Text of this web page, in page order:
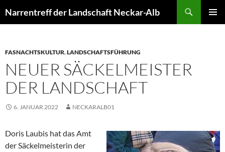
Inhalt
Narrentreff der Landschaft Neckar-Alb
FASNACHTSKULTUR,LANDSCHAFTSFÜHRUNG
NEUER SÄCKELMEISTER
DER LANDSCHAFT
6. JANUAR 2022 NECKARALB01
Doris Laubis hat das Amt
der Säckelmeisterin der